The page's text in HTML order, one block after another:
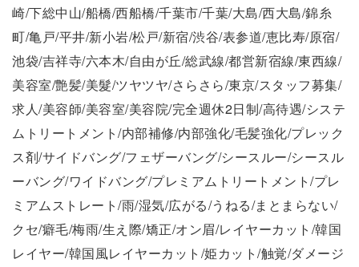
崎/下総中山/船橋/西船橋/千葉市/千葉/大島/西大島/錦糸
町/亀戸/平井/新小岩/松戸/新宿/渋谷/表参道/恵比寿/原宿/
池袋/吉祥寺/六本木/自由が丘/総武線/都営新宿線/東西線/
美容室/艶髪/美髮/ツヤツヤ/さらさら/東京/スタッフ募集/
求人/美容師/美容室/美容院/完全週休2日制/高待遇/システ
ムトリートメント/内部補修/内部強化/毛髪強化/プレック
ス剤/サイドバング/フェザーバング/シースルー/シースル
ーバング/ワイドバング/プレミアムトリートメント/プレ
ミアムストレート/雨/湿気/広がる/うねる/まとまらない/
クセ/癖毛/梅雨/生え際/矯正/オン眉/レイヤーカット/韓国
レイヤー/韓国風レイヤーカット/姫カット/触覚/ダメージ